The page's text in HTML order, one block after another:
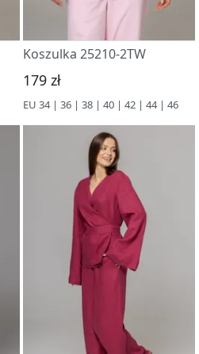
Koszulka 25210-2TW
179 zł
EU 34 | 36 | 38 | 40 | 42 | 44 | 46